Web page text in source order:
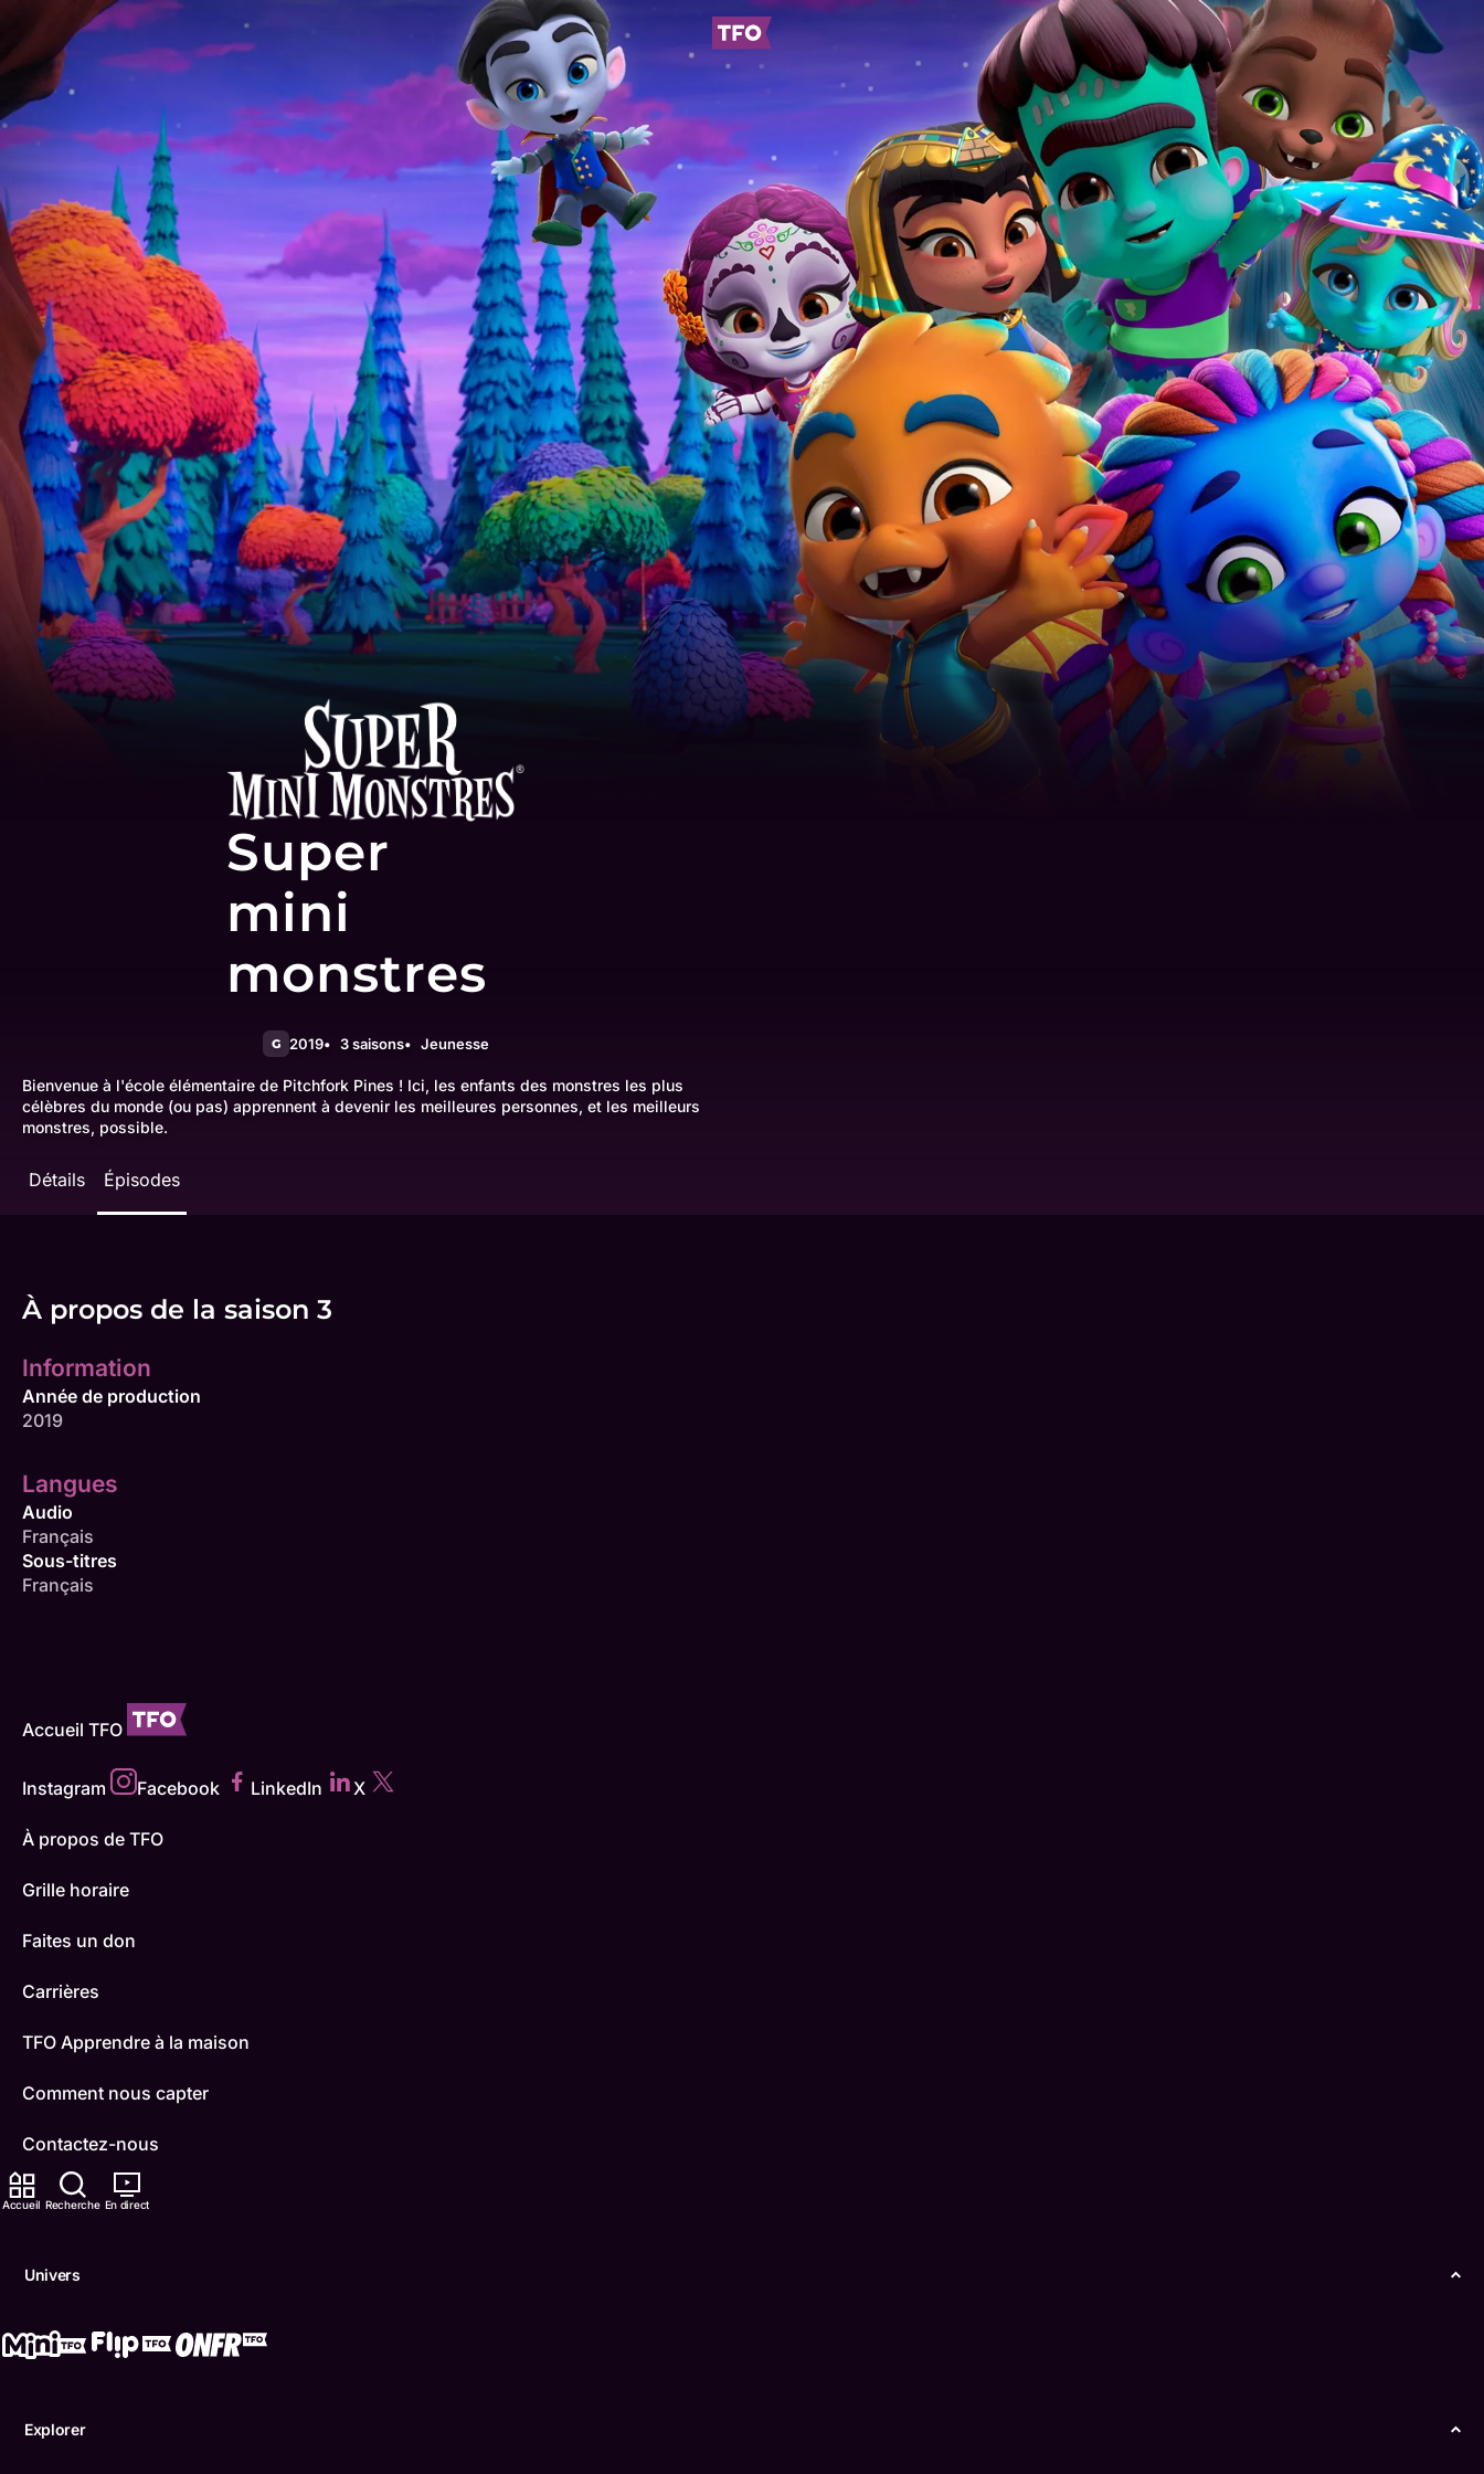
Accueil Recherche En direct
Univers
Explorer
Super
mini
monstres
G 2019 3 saisons Jeunesse
Bienvenue à l'école élémentaire de Pitchfork Pines ! Ici, les enfants des monstres les plus
célèbres du monde (ou pas) apprennent à devenir les meilleures personnes, et les meilleurs
monstres, possible.
Détails Épisodes
À propos de la saison 3
Information
Année de production
2019
Langues
Audio
Français
Sous-titres
Français
Accueil TFO
Instagram Facebook LinkedIn X
À propos de TFO
Grille horaire
Faites un don
Carrières
TFO Apprendre à la maison
Comment nous capter
Contactez-nous
ONFR
Conditions d'utilisation